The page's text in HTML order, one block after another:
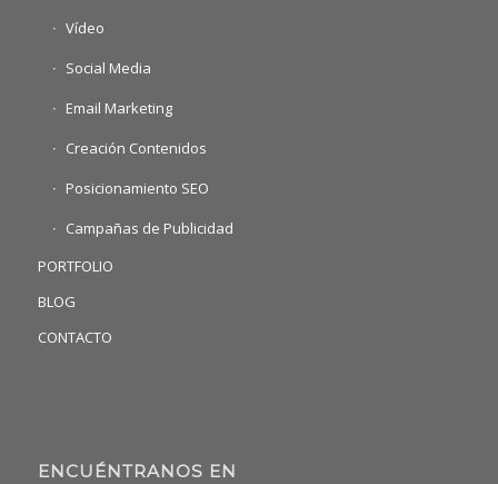
Vídeo
Social Media
Email Marketing
Creación Contenidos
Posicionamiento SEO
Campañas de Publicidad
PORTFOLIO
BLOG
CONTACTO
ENCUÉNTRANOS EN